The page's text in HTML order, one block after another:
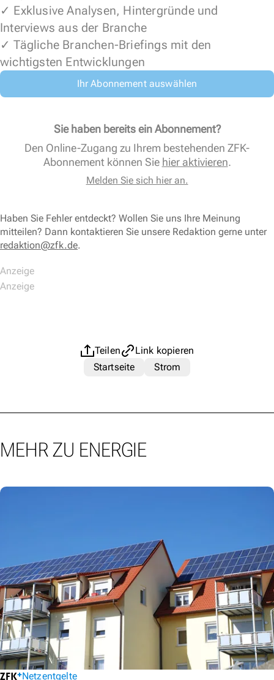
✓ Exklusive Analysen, Hintergründe und
Interviews aus der Branche
✓ Tägliche Branchen-Briefings mit den
wichtigsten Entwicklungen
Ihr Abonnement auswählen
Sie haben bereits ein Abonnement?
Den Online-Zugang zu Ihrem bestehenden ZFK-
Abonnement können Sie hier aktivieren.
Melden Sie sich hier an.
Haben Sie Fehler entdeckt? Wollen Sie uns Ihre Meinung
mitteilen? Dann kontaktieren Sie unsere Redaktion gerne unter
redaktion@zfk.de.
Teilen
Link kopieren
Startseite
Strom
MEHR ZU ENERGIE
Netzentgelte